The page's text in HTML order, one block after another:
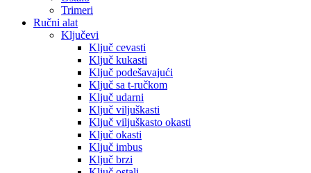
Trimeri
Ručni alat
Ključevi
Ključ cevasti
Ključ kukasti
Ključ podešavajući
Ključ sa t-ručkom
Ključ udarni
Ključ viljuškasti
Ključ viljuškasto okasti
Ključ okasti
Ključ imbus
Ključ brzi